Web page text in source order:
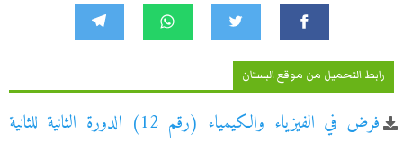
رابط التحميل من موقع البستان
فرض في الفيزياء والكيمياء (رقم 12) الدورة الثانية للثانية